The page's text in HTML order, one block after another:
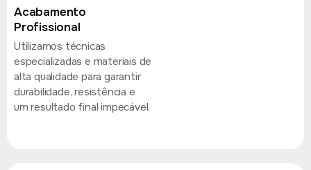
Acabamento
Profissional
Utilizamos técnicas
especializadas e materiais de
alta qualidade para garantir
durabilidade, resistência e
um resultado final impecável.